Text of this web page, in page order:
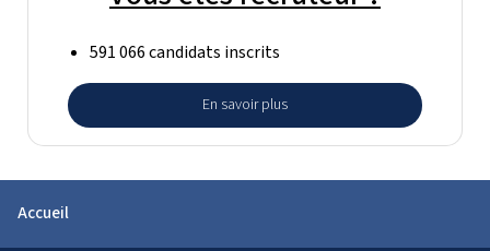
591 066 candidats inscrits
En savoir plus
Accueil